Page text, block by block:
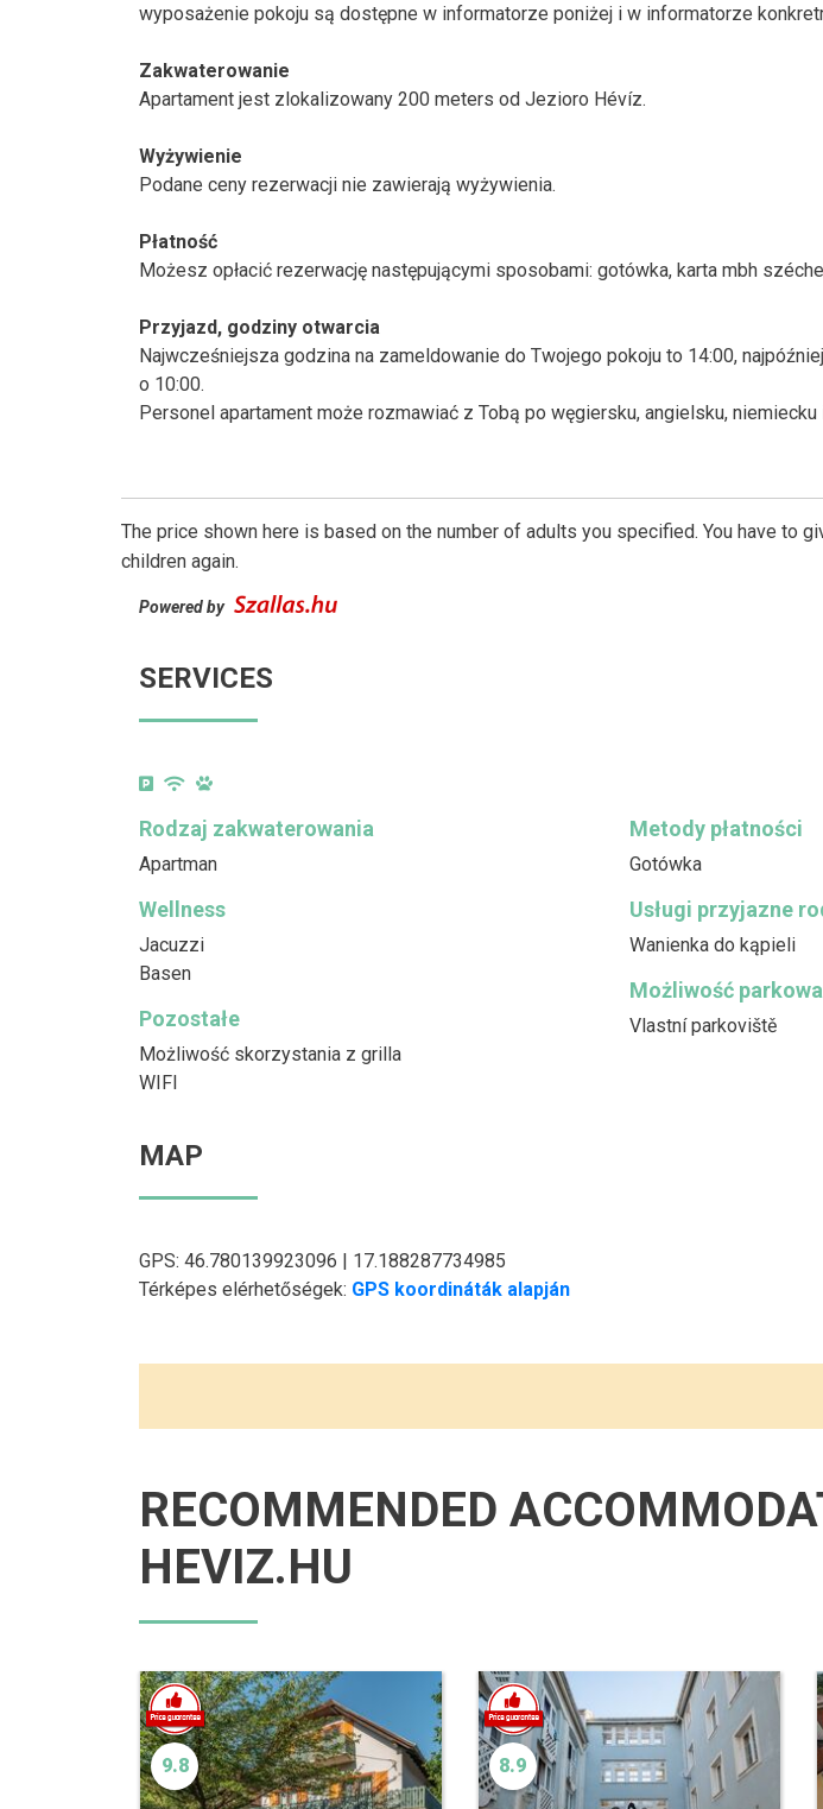
wyposażenie pokoju są dostępne w informatorze poniżej i w informatorze
Zakwaterowanie
Apartament jest zlokalizowany 200 meters od Jezioro Hévíz.
Wyżywienie
Podane ceny rezerwacji nie zawierają wyżywienia.
Płatność
Możesz opłacić rezerwację następującymi sposobami: gotówka, karta mbh
Przyjazd, godziny otwarcia
Najwcześniejsza godzina na zameldowanie do Twojego pokoju to 14:00,
o 10:00.
Personel apartament może rozmawiać z Tobą po węgiersku, angielsku, niemiecku
The price shown here is based on the number of adults you specified. You have to
children again.
Powered by
SERVICES
Rodzaj zakwaterowania
Apartman
Metody płatności
Gotówka
Wellness
Jacuzzi
Basen
Usługi przyjazne
Wanienka do kąpieli
Możliwość
Vlastní parkoviště
Pozostałe
Możliwość skorzystania z grilla
WIFI
MAP
GPS: 46.780139923096 | 17.188287734985
Térképes elérhetőségek: GPS koordináták alapján
RECOMMENDED
HEVIZ.HU
9.8 8.9